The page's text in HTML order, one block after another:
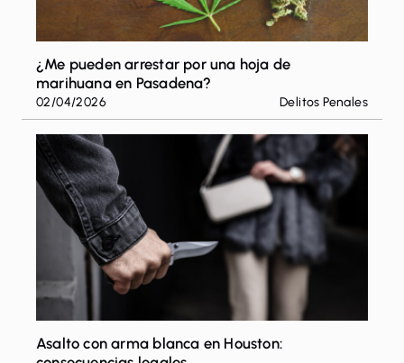
¿Me pueden arrestar por una hoja de
marihuana en Pasadena?
02/04/2026 Delitos Penales
Asalto con arma blanca en Houston: